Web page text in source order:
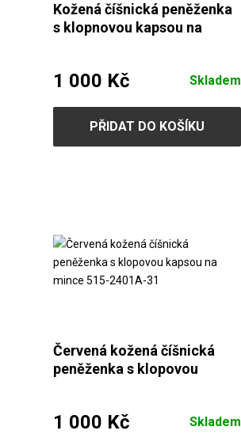
Kožená číšnická peněženka
s klopnovou kapsou na
1 000 Kč Skladem
PŘIDAT DO KOŠÍKU
Červená kožená číšnická
peněženka s klopovou
1 000 Kč Skladem